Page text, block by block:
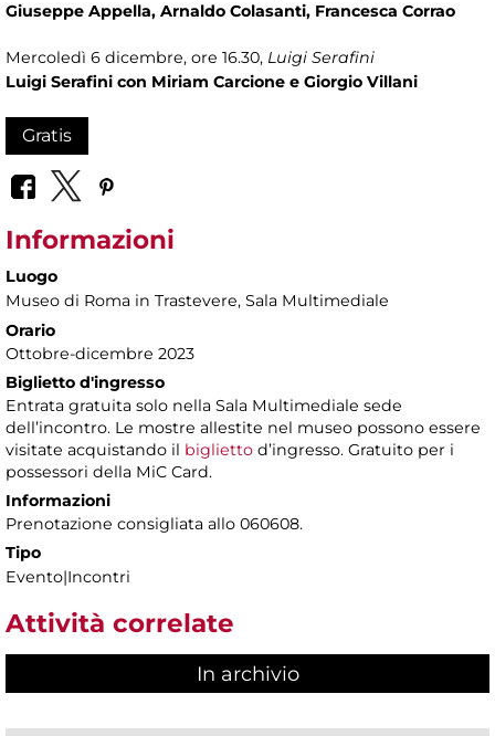
Giuseppe Appella, Arnaldo Colasanti, Francesca Corrao
Mercoledì 6 dicembre, ore 16.30, Luigi Serafini
Luigi Serafini con Miriam Carcione e Giorgio Villani
Gratis
Informazioni
Luogo
Museo di Roma in Trastevere, Sala Multimediale
Orario
Ottobre-dicembre 2023
Biglietto d'ingresso
Entrata gratuita solo nella Sala Multimediale sede
dell’incontro. Le mostre allestite nel museo possono essere
visitate acquistando il biglietto d’ingresso. Gratuito per i
possessori della MiC Card.
Informazioni
Prenotazione consigliata allo 060608.
Tipo
Evento|Incontri
Attività correlate
In archivio